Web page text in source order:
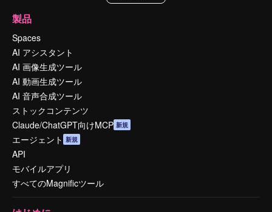
製品
Spaces
AI アシスタント
AI 画像生成ツール
AI 動画生成ツール
AI 音声合成ツール
ストックコンテンツ
Claude/ChatGPT向けMCP 新規
エージェント 新規
API
モバイルアプリ
すべてのMagnificツール